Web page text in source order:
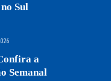
Sul
a
Semanal